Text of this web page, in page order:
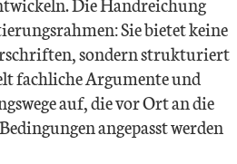
Sie bietet keine
sondern strukturiert
fachliche Argumente und
auf, die vor Ort an die
angepasst werden